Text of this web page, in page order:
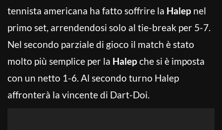
tennista americana ha fatto soffrire la Halep nel
primo set, arrendendosi solo al tie-break per 5-7.
Nel secondo parziale di gioco il match è stato
molto più semplice per la Halepche si è imposta
con un netto 1-6. Al secondo turno Halep
affronterà la vincente di Dart-Doi.